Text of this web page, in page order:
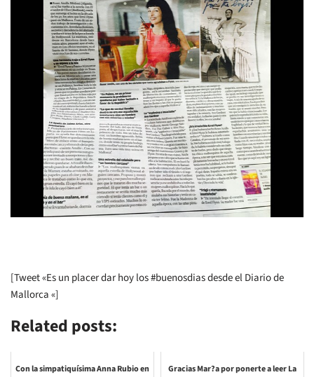
[Tweet «Es un placer dar hoy los #buenosdias desde el Diario de
Mallorca «]
Related posts:
Con la simpatiquísima Anna Rubio en
Gracias Mar?a por ponerte a leer La